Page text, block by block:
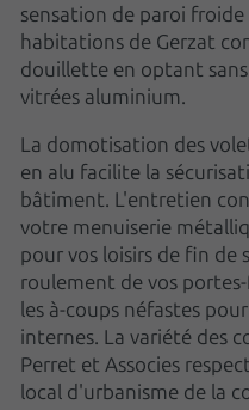
sensation de paroi froide
habitations de Gerzat
douillette en optant
vitrées aluminium.
La domotisation des
en alu facilite la
bâtiment. L'entretien
votre menuiserie
pour vos loisirs de fin de
roulement de vos
les à-coups néfastes
internes. La variété des
Perret et Associes
local d'urbanisme de la